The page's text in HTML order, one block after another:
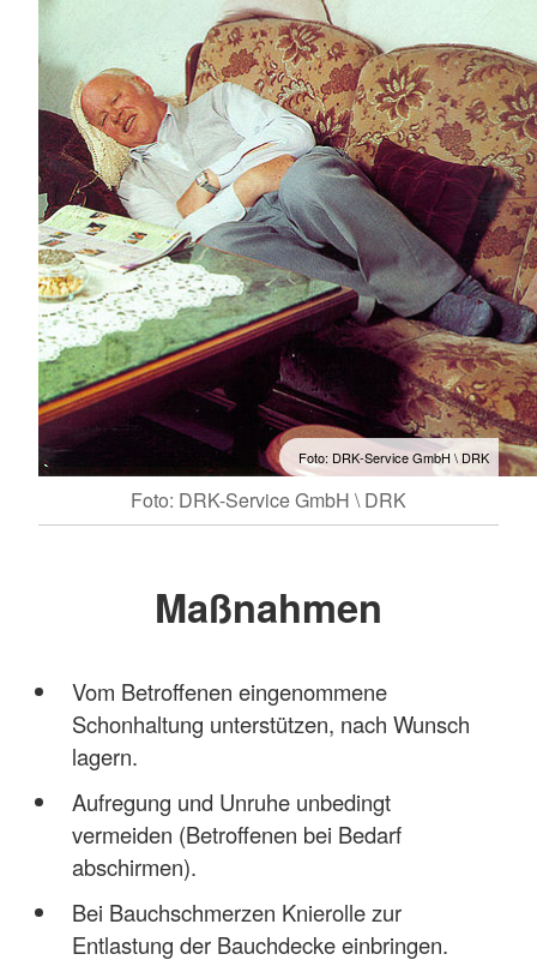
Foto: DRK-Service GmbH \ DRK
Foto: DRK-Service GmbH \ DRK
Maßnahmen
Vom Betroffenen eingenommene
Schonhaltung unterstützen, nach Wunsch
lagern.
Aufregung und Unruhe unbedingt
vermeiden (Betroffenen bei Bedarf
abschirmen).
Bei Bauchschmerzen Knierolle zur
Entlastung der Bauchdecke einbringen.